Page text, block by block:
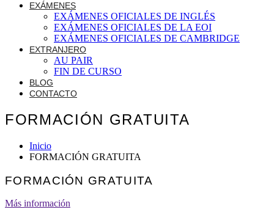
EXÁMENES
EXÁMENES OFICIALES DE INGLÉS
EXÁMENES OFICIALES DE LA EOI
EXÁMENES OFICIALES DE CAMBRIDGE
EXTRANJERO
AU PAIR
FIN DE CURSO
BLOG
CONTACTO
FORMACIÓN GRATUITA
Inicio
FORMACIÓN GRATUITA
FORMACIÓN GRATUITA
Más información